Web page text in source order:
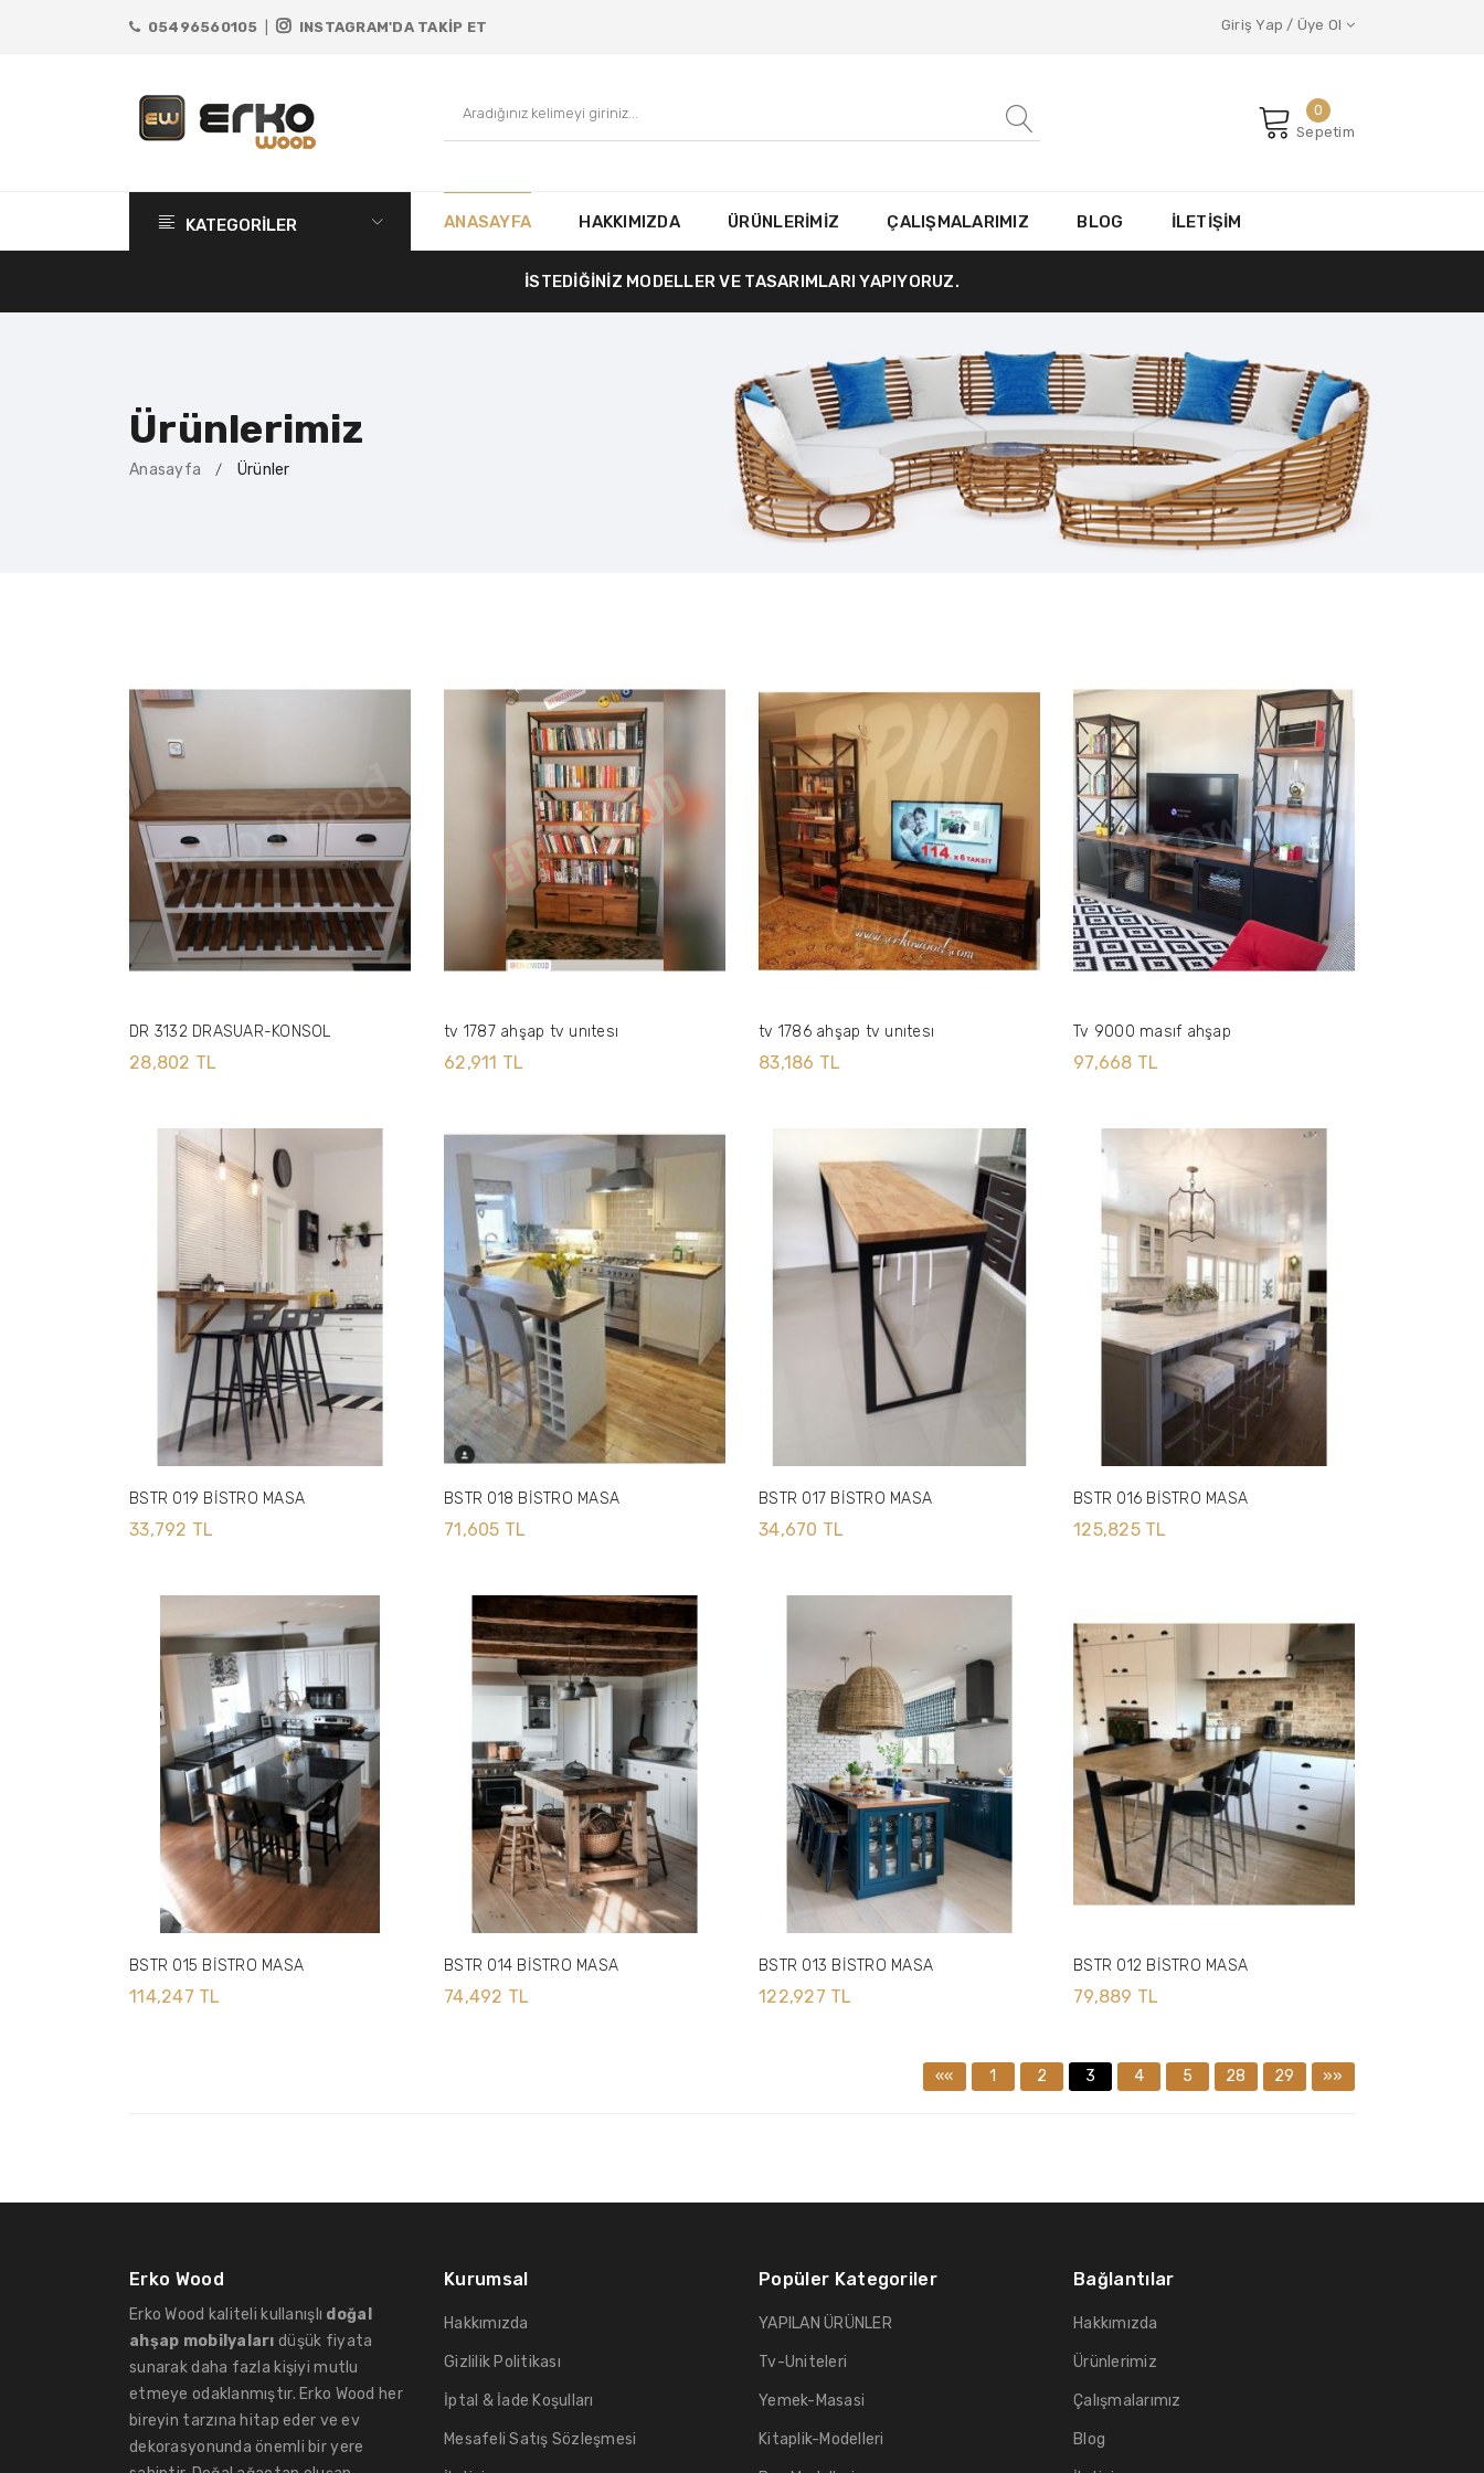
İSTEDİĞİNİZ MODELLER VE TASARIMLARI YAPIYORUZ.
05496560105 INSTAGRAM'DA TAKİP ET Giriş Yap / Üye Ol
Sepetim
0
KATEGORİLER ANASAYFA HAKKIMIZDA ÜRÜNLERİMİZ ÇALIŞMALARIMIZ BLOG İLETİŞİM
Ürünlerimiz
Anasayfa / Ürünler
DR 3132 DRASUAR-KONSOL
28,802 TL
tv 1787 ahşap tv unıtesı
62,911 TL
tv 1786 ahşap tv unıtesı
83,186 TL
Tv 9000 masıf ahşap
97,668 TL
BSTR 019 BİSTRO MASA
33,792 TL
BSTR 018 BİSTRO MASA
71,605 TL
BSTR 017 BİSTRO MASA
34,670 TL
BSTR 016 BİSTRO MASA
125,825 TL
BSTR 015 BİSTRO MASA
114,247 TL
BSTR 014 BİSTRO MASA
74,492 TL
BSTR 013 BİSTRO MASA
122,927 TL
BSTR 012 BİSTRO MASA
79,889 TL
«« 1 2 3 4 5 28 29 »»
Erko Wood
Erko Wood kaliteli kullanışlı doğal
ahşap mobilyaları düşük fiyata
sunarak daha fazla kişiyi mutlu
etmeye odaklanmıştır. Erko Wood her
bireyin tarzına hitap eder ve ev
dekorasyonunda önemli bir yere
Kurumsal
Hakkımızda
Gizlilik Politikası
İptal & İade Koşulları
Mesafeli Satış Sözleşmesi
Popüler Kategoriler
YAPILAN ÜRÜNLER
Tv-Uniteleri
Yemek-Masasi
Kitaplik-Modelleri
Bağlantılar
Hakkımızda
Ürünlerimiz
Çalışmalarımız
Blog